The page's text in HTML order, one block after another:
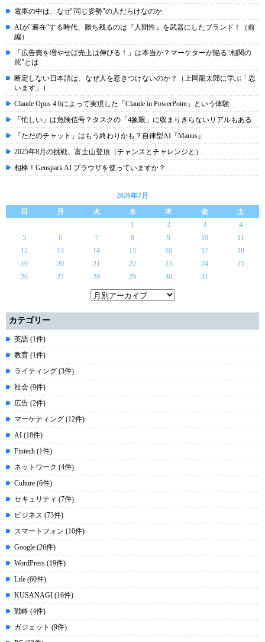
電車の中は、なぜ"同じ姿勢"の人だらけなのか
AIが"遍在"する時代、勝ち残るのは『人間性』を武器にしたブランド！（前
編）
「広告費を増やせば売上は伸びる！」は本当か？マーケターが陥る"相関の
罠"とは
断定しない日本語は、なぜ人を惹きつけないのか？（上岡龍太郎に学ぶ「思
います」）
Claude Opus 4.6によって実現した「Claude in PowerPoint」という体験
「忙しい」は危険信号？タスクの「4象限」に収まりきらないリアルもある
「ただのチャット」はもう終わりかも？自律型AI『Manus』
2025年8月の挑戦、富士山登頂（チャンスとチャレンジと）
相棒！Genspark AI ブラウザを使っていますか？
2026年7月
日
月 火 水 木 金
土
1
2 3
4
5
6 7 8 9 10
11
12
13 14 15 16 17
18
19
20 21 22 23 24
25
26
27 28 29 30 31
カテゴリー
英語 (1件)
教育 (1件)
ライティング (3件)
社会 (9件)
広告 (2件)
マーケティング (12件)
AI (18件)
Fintech (1件)
ネットワーク (4件)
Culture (6件)
セキュリティ (7件)
ビジネス (73件)
スマートフォン (10件)
Google (26件)
WordPress (19件)
Life (60件)
KUSANAGI (16件)
戦略 (4件)
ガジェット (9件)